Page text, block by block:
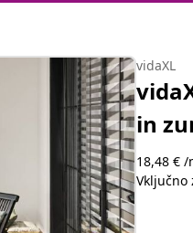
vidaXL
in
18,48 € /
Vključno